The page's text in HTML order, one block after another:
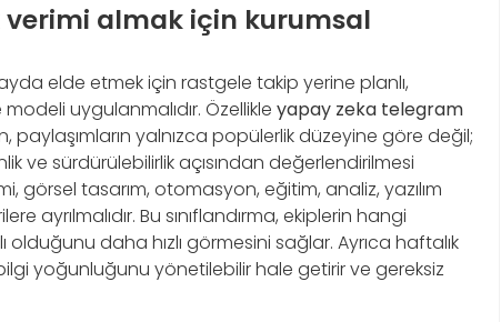
almak için kurumsal
elde etmek için rastgele takip yerine planlı,
uygulanmalıdır. Özellikle yapay zeka telegram
paylaşımların yalnızca popülerlik düzeyine göre değil;
ve sürdürülebilirlik açısından değerlendirilmesi
görsel tasarım, otomasyon, eğitim, analiz, yazılım
ayrılmalıdır. Bu sınıflandırma, ekiplerin hangi
daha hızlı görmesini sağlar. Ayrıca haftalık
yoğunluğunu yönetilebilir hale getirir ve gereksiz